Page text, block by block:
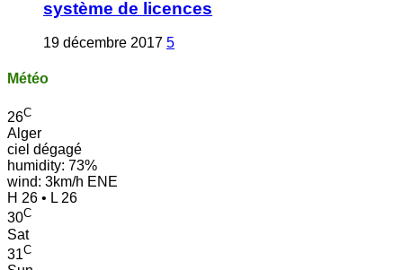
système de licences
19 décembre 2017 5
Météo
26C
Alger
ciel dégagé
humidity: 73%
wind: 3km/h ENE
H 26 • L 26
30C
Sat
31C